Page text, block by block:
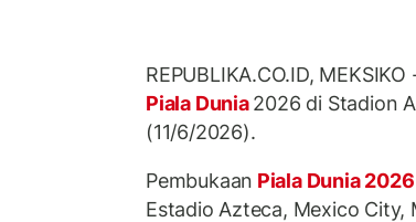
REPUBLIKA.CO.ID,
Piala Dunia2026 di Stadion
(11/6/2026).
Pembukaan Piala Dunia 2026
Estadio Azteca, Mexico City,